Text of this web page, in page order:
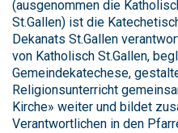
(ausgenommen die
St.Gallen) ist die
Dekanats St.Gallen
von Katholisch St.Gallen,
Gemeindekatechese,
Religionsunterricht
Kirche» weiter und bildet
Verantwortlichen in den